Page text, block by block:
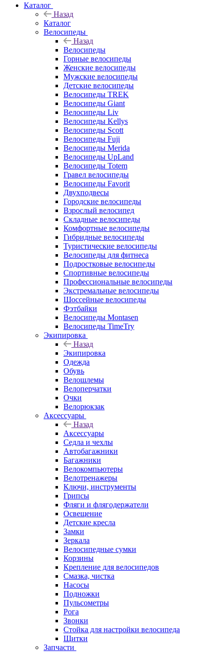
Каталог
Назад
Каталог
Велосипеды
Назад
Велосипеды
Горные велосипеды
Женские велосипеды
Мужские велосипеды
Детские велосипеды
Велосипеды TREK
Велосипеды Giant
Велосипеды Liv
Велосипеды Kellys
Велосипеды Scott
Велосипеды Fuji
Велосипеды Merida
Велосипеды UpLand
Велосипеды Totem
Гравел велосипеды
Велосипеды Favorit
Двухподвесы
Городские велосипеды
Взрослый велосипед
Складные велосипеды
Комфортные велосипеды
Гибридные велосипеды
Туристические велосипеды
Велосипеды для фитнеса
Подростковые велосипеды
Спортивные велосипеды
Профессиональные велосипеды
Экстремальные велосипеды
Шоссейные велосипеды
Фэтбайки
Велосипеды Montasen
Велосипеды TimeTry
Экипировка
Назад
Экипировка
Одежда
Обувь
Велошлемы
Велоперчатки
Очки
Велорюкзак
Аксессуары
Назад
Аксессуары
Седла и чехлы
Автобагажники
Багажники
Велокомпьютеры
Велотренажеры
Ключи, инструменты
Грипсы
Фляги и флягодержатели
Освещение
Детские кресла
Замки
Зеркала
Велосипедные сумки
Корзины
Крепление для велосипедов
Смазка, чистка
Насосы
Подножки
Пульсометры
Рога
Звонки
Стойка для настройки велосипеда
Щитки
Запчасти